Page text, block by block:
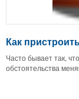
Как
Часто бывает так,
обстоятельства